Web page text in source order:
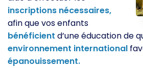
inscriptions nécessaires,
afin que vos enfants
bénéficient d’une éducation de
environnement international
épanouissement.